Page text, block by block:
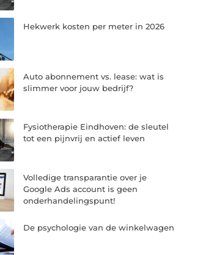
Hekwerk kosten per meter in 2026
Auto abonnement vs. lease: wat is
slimmer voor jouw bedrijf?
Fysiotherapie Eindhoven: de sleutel
tot een pijnvrij en actief leven
Volledige transparantie over je
Google Ads account is geen
onderhandelingspunt!
De psychologie van de winkelwagen